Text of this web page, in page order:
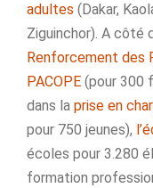
adultes (Dakar,
Ziguinchor). A côté
Renforcement des
PACOPE (pour 300
dans la prise en
pour 750 jeunes),
écoles pour 3.280
formation